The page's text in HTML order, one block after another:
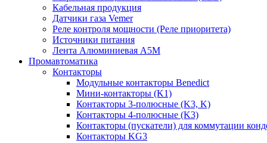
Кабельная продукция
Датчики газа Vemer
Реле контроля мощности (Реле приоритета)
Источники питания
Лента Алюминиевая А5М
Промавтоматика
Контакторы
Модульные контакторы Benedict
Мини-контакторы (K1)
Контакторы 3-полюсные (K3, K)
Контакторы 4-полюсные (K3)
Контакторы (пускатели) для коммутации
Контакторы KG3